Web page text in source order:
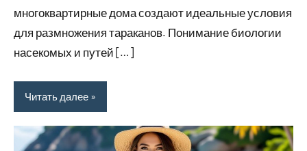
многоквартирные дома создают идеальные условия
для размножения тараканов. Понимание биологии
насекомых и путей […]
Читать далее